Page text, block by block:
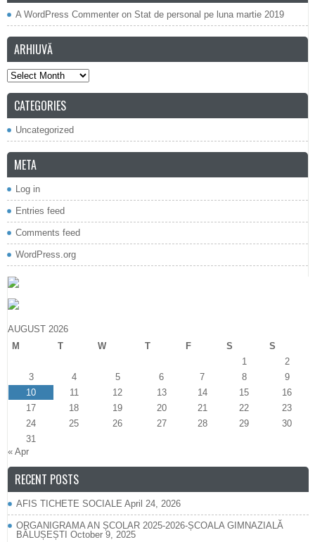
A WordPress Commenter on Stat de personal pe luna martie 2019
ARHIUVĂ
Arhiuvă
CATEGORIES
Uncategorized
META
Log in
Entries feed
Comments feed
WordPress.org
AUGUST 2026
M
T W T F S
S
1
2
3
4 5 6 7 8
9
10
11 12 13 14 15
16
17
18 19 20 21 22
23
24
25 26 27 28 29
30
31
« Apr
RECENT POSTS
AFIS TICHETE SOCIALE April 24, 2026
ORGANIGRAMA AN ȘCOLAR 2025-2026-ȘCOALA GIMNAZIALĂ
BĂLUȘEȘTI October 9, 2025